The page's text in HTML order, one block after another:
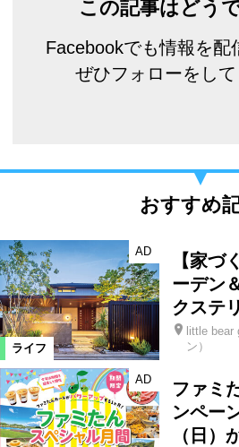
この記事はどう
Facebookでも情報を配
ぜひフォローをして
おすすめ
ライフ
AD
【家づ
ーデン
クステ
little bear
ン）
AD
ファミ
ンペー
（日）